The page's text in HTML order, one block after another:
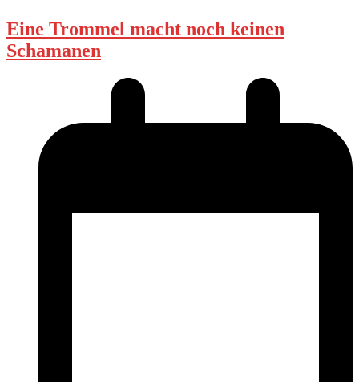
Eine Trommel macht noch keinen
Schamanen